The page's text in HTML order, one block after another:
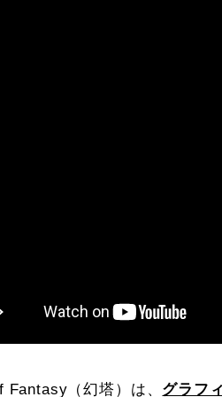
Fantasy（幻塔）は、 グラフ